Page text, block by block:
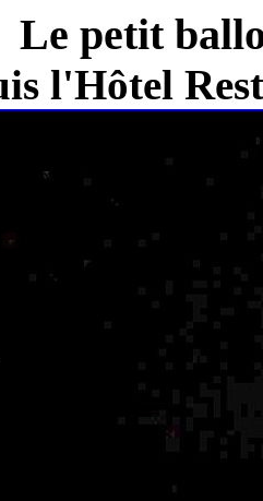
Le petit
l'Hôtel